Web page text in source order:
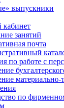
выпускники
занятий
почта
по работе с
материально-
по